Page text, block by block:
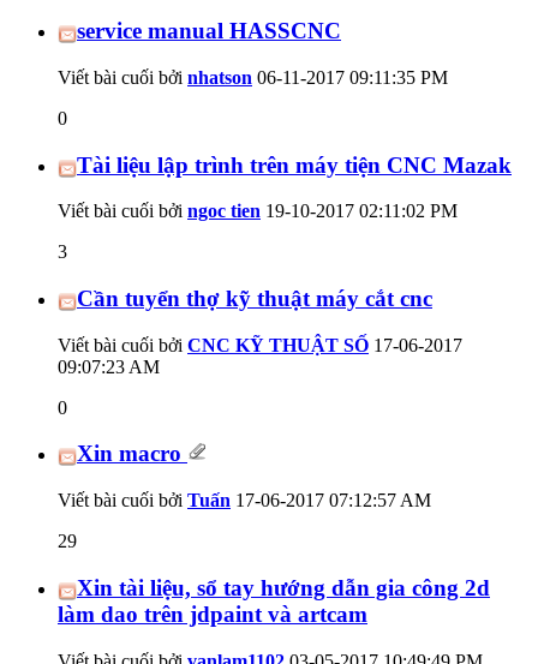
service manual HASSCNC
Viết bài cuối bởi nhatson 06-11-2017 09:11:35 PM
0
Tài liệu lập trình trên máy tiện CNC Mazak
Viết bài cuối bởi ngoc tien 19-10-2017 02:11:02 PM
3
Cần tuyển thợ kỹ thuật máy cắt cnc
Viết bài cuối bởi CNC KỸ THUẬT SỐ 17-06-2017
09:07:23 AM
0
Xin macro
Viết bài cuối bởi Tuấn 17-06-2017 07:12:57 AM
29
Xin tài liệu, sổ tay hướng dẫn gia công 2d
làm dao trên jdpaint và artcam